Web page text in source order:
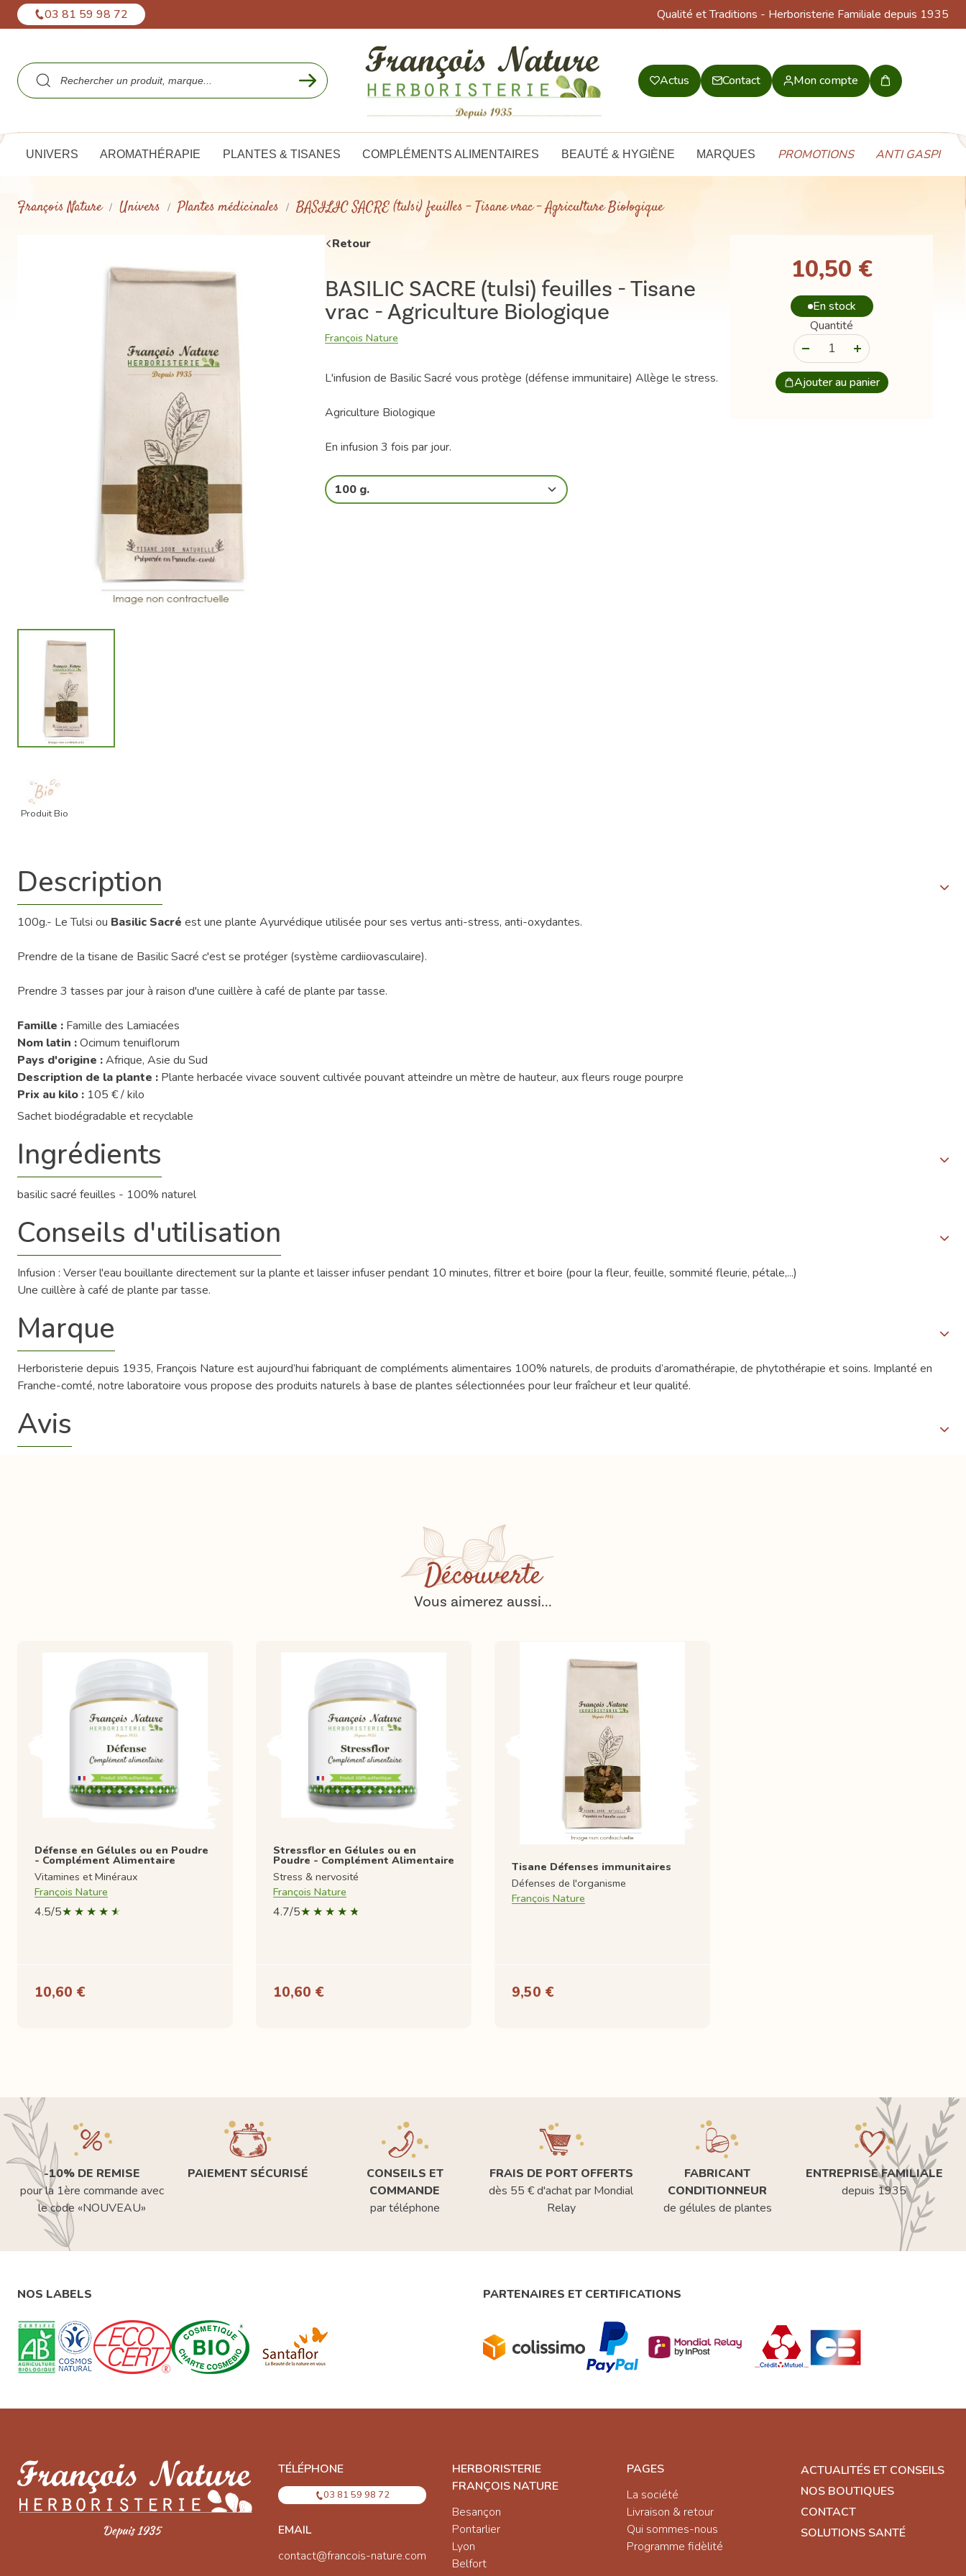
03 81 59 98 72 Qualité et Traditions - Herboristerie Familiale depuis 1935
Actus Contact Mon compte
Mon
UNIVERS AROMATHÉRAPIE PLANTES & TISANES COMPLÉMENTS ALIMENTAIRES BEAUTÉ & HYGIÈNE MARQUES PROMOTIONS ANTI GASPI
François Nature Univers Plantes médicinales BASILIC SACRE (tulsi) feuilles - Tisane vrac - Agriculture Biologique
Produit Bio
Retour
BASILIC SACRE (tulsi) feuilles - Tisane
vrac - Agriculture Biologique
François Nature
L'infusion de Basilic Sacré vous protège (défense immunitaire) Allège le stress.
Agriculture Biologique
En infusion 3 fois par jour.
100 g.
10,50 €
En stock
Quantité
Ajouter au panier
Description
100g.- Le Tulsi ou Basilic Sacré est une plante Ayurvédique utilisée pour ses vertus anti-stress, anti-oxydantes.
Prendre de la tisane de Basilic Sacré c'est se protéger (système cardiiovasculaire).
Prendre 3 tasses par jour à raison d'une cuillère à café de plante par tasse.
Famille : Famille des Lamiacées
Nom latin :Ocimum tenuiflorum
Pays d'origine :Afrique, Asie du Sud
Description de la plante : Plante herbacée vivace souvent cultivée pouvant atteindre un mètre de hauteur, aux fleurs rouge pourpre
Prix au kilo : 105 € / kilo
Sachet biodégradable et recyclable
Ingrédients
basilic sacré feuilles - 100% naturel
Conseils d'utilisation
Infusion : Verser l'eau bouillante directement sur la plante et laisser infuser pendant 10 minutes, filtrer et boire (pour la fleur, feuille, sommité fleurie, pétale,...)
Une cuillère à café de plante par tasse.
Marque
Herboristerie depuis 1935, François Nature est aujourd’hui fabriquant de compléments alimentaires 100% naturels, de produits d’aromathérapie, de phytothérapie et soins. Implanté en
Franche-comté, notre laboratoire vous propose des produits naturels à base de plantes sélectionnées pour leur fraîcheur et leur qualité.
Avis
Découverte
Vous aimerez aussi...
Défense en Gélules ou en Poudre
- Complément Alimentaire
Vitamines et Minéraux
François Nature
4.5/5
10,60 €
Stressflor en Gélules ou en
Poudre - Complément Alimentaire
Stress & nervosité
François Nature
4.7/5
10,60 €
Tisane Défenses immunitaires
Défenses de l'organisme
François Nature
9,50 €
-10% DE REMISE
pour la 1ère commande avec
le code «NOUVEAU»
PAIEMENT SÉCURISÉ
CONSEILS ET
COMMANDE
par téléphone
FRAIS DE PORT OFFERTS
dès 55 € d'achat par Mondial
Relay
FABRICANT
CONDITIONNEUR
de gélules de plantes
ENTREPRISE FAMILIALE
depuis 1935
NOS LABELS PARTENAIRES ET CERTIFICATIONS
TÉLÉPHONE
03 81 59 98 72
EMAIL
contact@francois-nature.com
HERBORISTERIE
FRANÇOIS NATURE
Besançon
Pontarlier
Lyon
Belfort
PAGES
La société
Livraison & retour
Qui sommes-nous
Programme fidèlité
ACTUALITÉS ET CONSEILS
NOS BOUTIQUES
CONTACT
SOLUTIONS SANTÉ
Panneau de gestion des cookies